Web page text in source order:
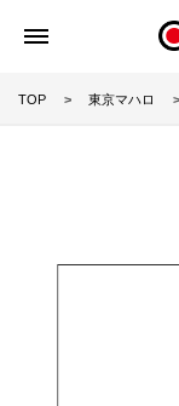
TOP 東京マハロ